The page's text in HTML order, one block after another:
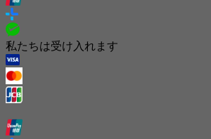
私たちは受け入れます